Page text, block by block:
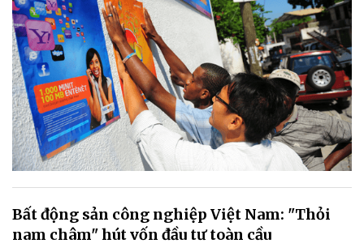
Bất động sản công nghiệp Việt Nam: "Thỏi
nam châm" hút vốn đầu tư toàn cầu